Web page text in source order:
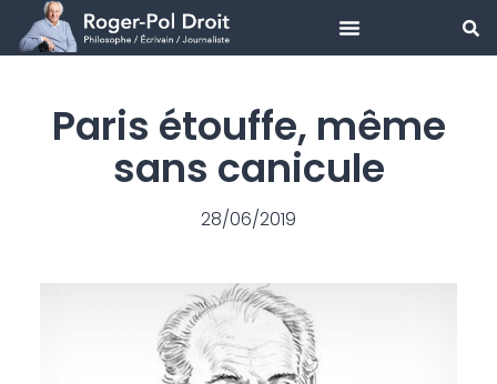
Aller
contenuParis étouffe, même
sans canicule
28/06/2019